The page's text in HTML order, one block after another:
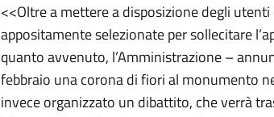
<<Oltre a mettere a disposizione degli
appositamente selezionate per sollecitare
quanto avvenuto, l’Amministrazione –
febbraio una corona di fiori al monumento
invece organizzato un dibattito, che verrà